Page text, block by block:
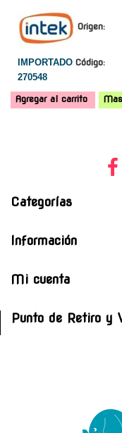
Origen:
IMPORTADO Código:
270548
Agregar al carrito Mas
Categorías
Información
Mi cuenta
Punto de Retiro y